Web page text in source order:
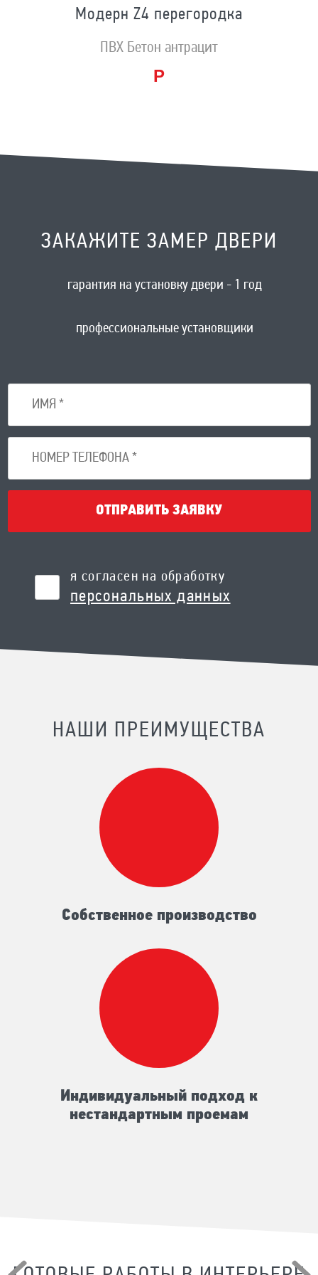
Модерн Z4 перегородка
ПВХ Бетон антрацит
Р
ЗАКАЖИТЕ ЗАМЕР ДВЕРИ
гарантия на установку двери - 1 год
профессиональные установщики
ОТПРАВИТЬ ЗАЯВКУ
я согласен на обработку
персональных данных
НАШИ ПРЕИМУЩЕСТВА
Собственное производство
Индивидуальный подход к
нестандартным проемам